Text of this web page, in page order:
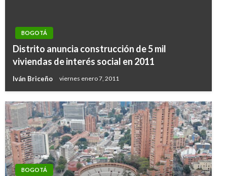
BOGOTÁ
Distrito anuncia construcción de 5 mil
viviendas de interés social en 2011
Iván Briceño viernes enero 7, 2011
BOGOTÁ